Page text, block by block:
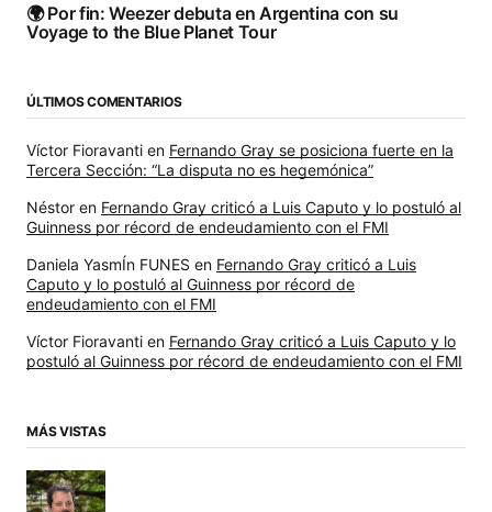
🌍 Por fin: Weezer debuta en Argentina con su
Voyage to the Blue Planet Tour
ÚLTIMOS COMENTARIOS
Víctor Fioravanti en Fernando Gray se posiciona fuerte en la
Tercera Sección: “La disputa no es hegemónica”
Néstor en Fernando Gray criticó a Luis Caputo y lo postuló al
Guinness por récord de endeudamiento con el FMI
Daniela YasmÍn FUNES en Fernando Gray criticó a Luis
Caputo y lo postuló al Guinness por récord de
endeudamiento con el FMI
Víctor Fioravanti en Fernando Gray criticó a Luis Caputo y lo
postuló al Guinness por récord de endeudamiento con el FMI
MÁS VISTAS